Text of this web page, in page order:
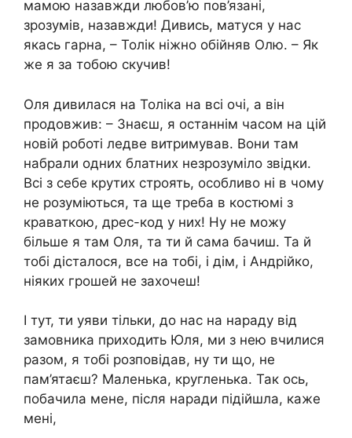
мамою назавжди любов’ю пов’язані,
зрозумів, назавжди! Дивись, матуся у нас
якась гарна, – Толік ніжно обійняв Олю. – Як
же я за тобою скучив!
Оля дивилася на Толіка на всі очі, а він
продовжив: – Знаєш, я останнім часом на цій
новій роботі ледве витримував. Вони там
набрали одних блатних незрозуміло звідки.
Всі з себе крутих строять, особливо ні в чому
не розуміються, та ще треба в костюмі з
краваткою, дрес-код у них! Ну не можу
більше я там Оля, та ти й сама бачиш. Та й
тобі дісталося, все на тобі, і дім, і Андрійко,
ніяких грошей не захочеш!
І тут, ти уяви тільки, до нас на нараду від
замовника приходить Юля, ми з нею вчилися
разом, я тобі розповідав, ну ти що, не
пам’ятаєш? Маленька, кругленька. Так ось,
побачила мене, після наради підійшла, каже
мені,